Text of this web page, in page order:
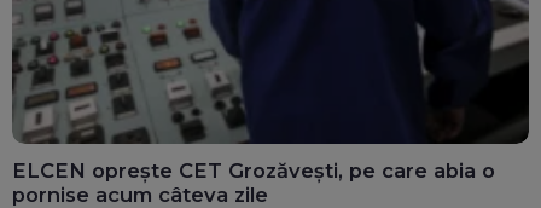
ELCEN oprește CET Grozăvești, pe care abia o
pornise acum câteva zile